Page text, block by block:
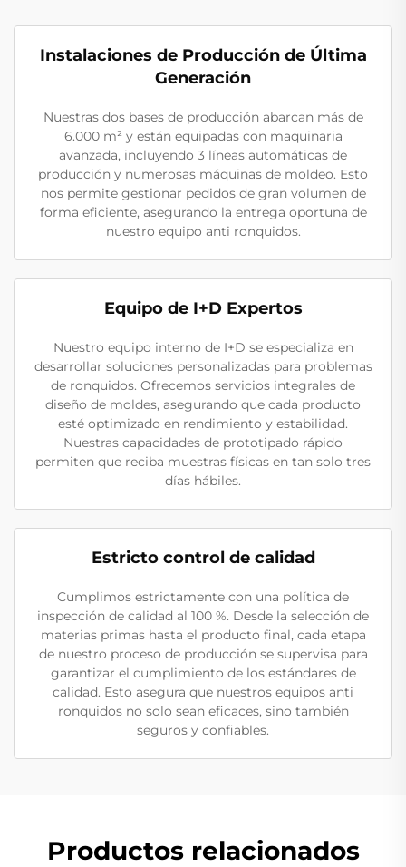
Instalaciones de Producción de Última
Generación
Nuestras dos bases de producción abarcan más de
6.000 m² y están equipadas con maquinaria
avanzada, incluyendo 3 líneas automáticas de
producción y numerosas máquinas de moldeo. Esto
nos permite gestionar pedidos de gran volumen de
forma eficiente, asegurando la entrega oportuna de
nuestro equipo anti ronquidos.
Equipo de I+D Expertos
Nuestro equipo interno de I+D se especializa en
desarrollar soluciones personalizadas para problemas
de ronquidos. Ofrecemos servicios integrales de
diseño de moldes, asegurando que cada producto
esté optimizado en rendimiento y estabilidad.
Nuestras capacidades de prototipado rápido
permiten que reciba muestras físicas en tan solo tres
días hábiles.
Estricto control de calidad
Cumplimos estrictamente con una política de
inspección de calidad al 100 %. Desde la selección de
materias primas hasta el producto final, cada etapa
de nuestro proceso de producción se supervisa para
garantizar el cumplimiento de los estándares de
calidad. Esto asegura que nuestros equipos anti
ronquidos no solo sean eficaces, sino también
seguros y confiables.
Productos relacionados